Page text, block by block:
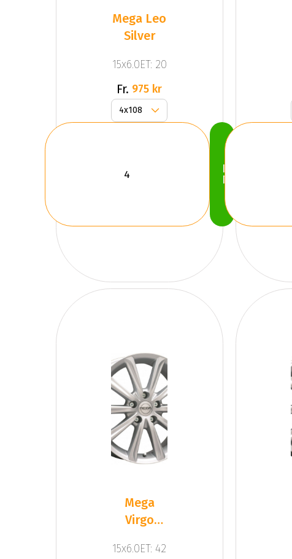
Mega Leo
Silver
15x6.0ET: 20
Fr. 975 kr
Köp
Nu
Mega
Virgo
15x6.0ET: 42